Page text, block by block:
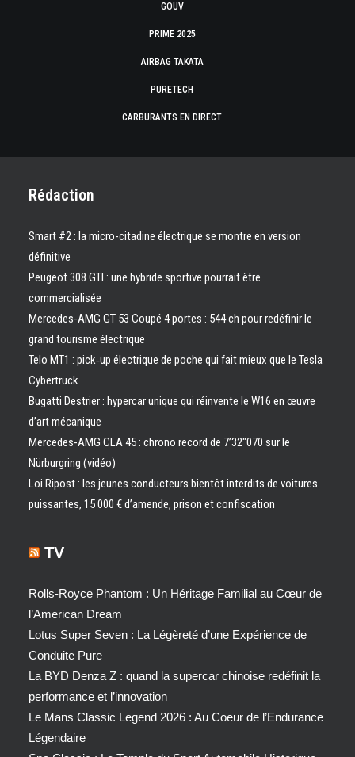
GOUV
PRIME 2025
AIRBAG TAKATA
PURETECH
CARBURANTS EN DIRECT
Rédaction
Smart #2 : la micro-citadine électrique se montre en version
définitive
Peugeot 308 GTI : une hybride sportive pourrait être
commercialisée
Mercedes-AMG GT 53 Coupé 4 portes : 544 ch pour redéfinir le
grand tourisme électrique
Telo MT1 : pick‑up électrique de poche qui fait mieux que le Tesla
Cybertruck
Bugatti Destrier : hypercar unique qui réinvente le W16 en œuvre
d’art mécanique
Mercedes-AMG CLA 45 : chrono record de 7’32″070 sur le
Nürburgring (vidéo)
Loi Ripost : les jeunes conducteurs bientôt interdits de voitures
puissantes, 15 000 € d’amende, prison et confiscation
TV
Rolls-Royce Phantom : Un Héritage Familial au Cœur de
l’American Dream
Lotus Super Seven : La Légèreté d’une Expérience de
Conduite Pure
La BYD Denza Z : quand la supercar chinoise redéfinit la
performance et l’innovation
Le Mans Classic Legend 2026 : Au Coeur de l’Endurance
Légendaire